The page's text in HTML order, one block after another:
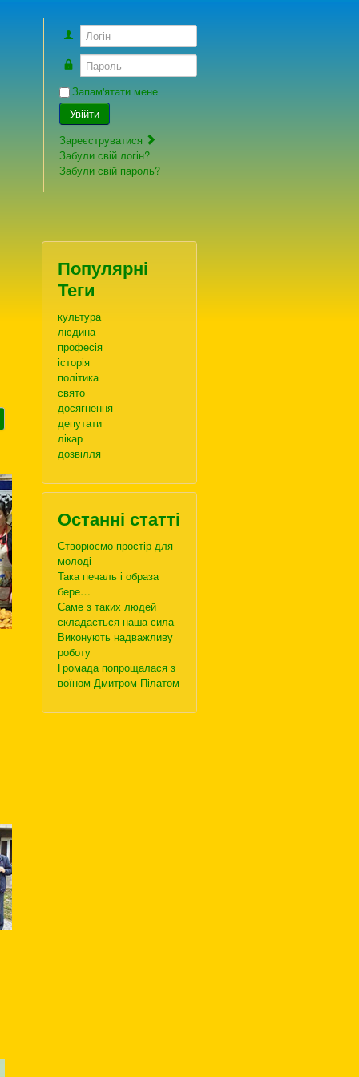
Логін
Пароль
Запам'ятати мене
Увійти
Зареєструватися
Забули свій логін?
Забули свій пароль?
Популярні
Теги
культура
людина
професія
історія
політика
свято
досягнення
депутати
лікар
дозвілля
Останні статті
Створюємо простір для
молоді
Така печаль і образа
бере…
Саме з таких людей
складається наша сила
Виконують надважливу
роботу
Громада попрощалася з
воїном Дмитром Пілатом